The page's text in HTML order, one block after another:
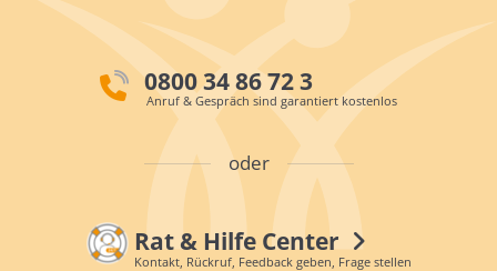
0800 34 86 72 3
Anruf & Gespräch sind garantiert kostenlos
oder
Rat & Hilfe Center
Kontakt, Rückruf, Feedback geben, Frage stellen